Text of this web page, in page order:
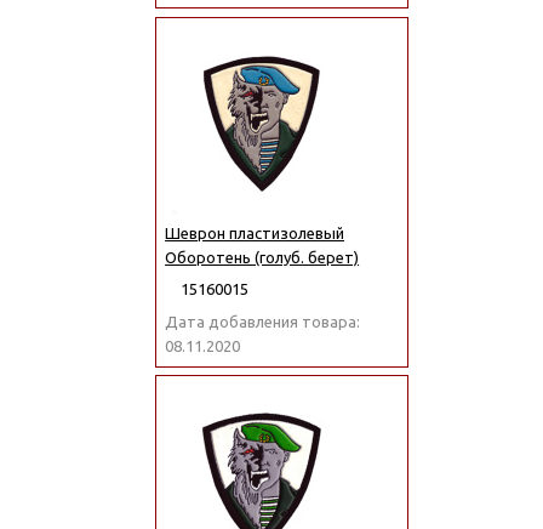
Шеврон пластизолевый
Оборотень (голуб. берет)
15160015
Дата добавления товара:
08.11.2020